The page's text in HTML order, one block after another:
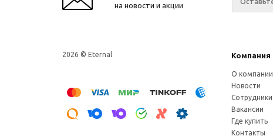
на новости и акции
2026 © Eternal Компания
О компании
Новости
Сотрудники
Вакансии
Где купить
Контакты